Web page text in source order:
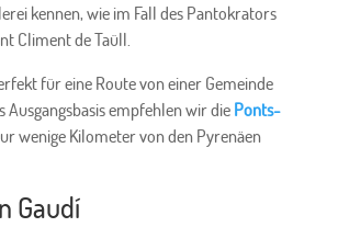
kennen, wie im Fall des Pantokrators
Climent de Taüll.
für eine Route von einer Gemeinde
Ausgangsbasis empfehlen wir die Ponts-
wenige Kilometer von den Pyrenäen
Gaudí